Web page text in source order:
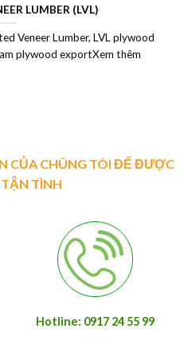
LUMBER (LVL)
Veneer Lumber, LVL plywood
plywood exportXem thêm
CỦA CHÚNG TÔI ĐỂ ĐƯỢC
TÌNH
Hotline: 0917 24 55 99